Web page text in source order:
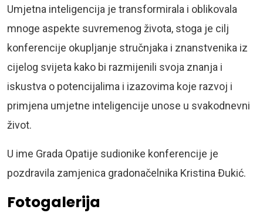
Umjetna inteligencija je transformirala i oblikovala
mnoge aspekte suvremenog života, stoga je cilj
konferencije okupljanje stručnjaka i znanstvenika iz
cijelog svijeta kako bi razmijenili svoja znanja i
iskustva o potencijalima i izazovima koje razvoj i
primjena umjetne inteligencije unose u svakodnevni
život.
U ime Grada Opatije sudionike konferencije je
pozdravila zamjenica gradonačelnika Kristina Đukić.
Fotogalerija